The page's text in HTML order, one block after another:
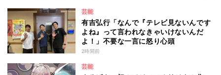
芸能
有吉弘行「なんで『テレビ見ないんです
よね』って言われなきゃいけないんだ
よ！」不要な一言に怒り心頭
2時間前
芸能